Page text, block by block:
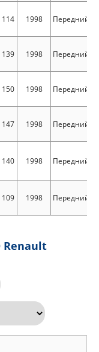
114 1998 Передний
139 1998 Передний
150 1998 Передний
147 1998 Передний
140 1998 Передний
109 1998 Передний
Renault